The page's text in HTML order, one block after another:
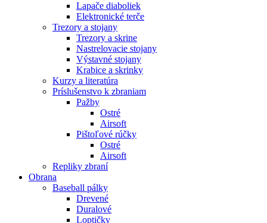
Lapače diaboliek
Elektronické terče
Trezory a stojany
Trezory a skrine
Nastrelovacie stojany
Výstavné stojany
Krabice a skrinky
Kurzy a literatúra
Príslušenstvo k zbraniam
Pažby
Ostré
Airsoft
Pištoľové rúčky
Ostré
Airsoft
Repliky zbraní
Obrana
Baseball pálky
Drevené
Duralové
Loptičky